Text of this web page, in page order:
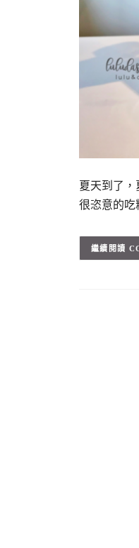
夏天到了
很恣意的